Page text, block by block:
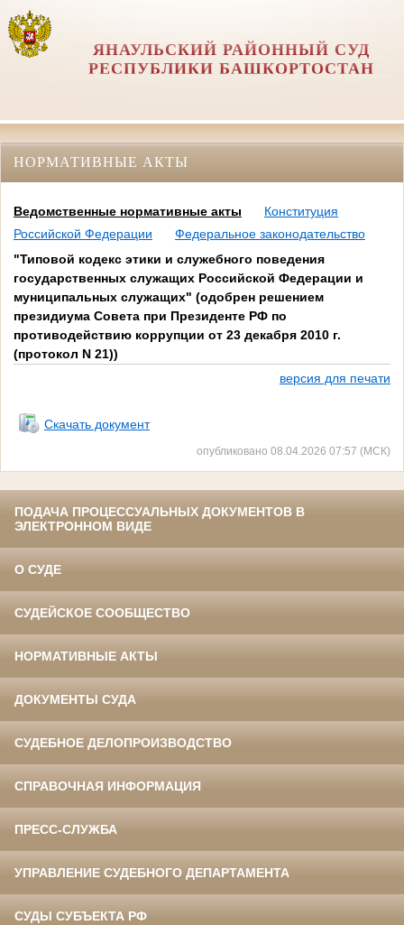
ЯНАУЛЬСКИЙ РАЙОННЫЙ СУД
РЕСПУБЛИКИ БАШКОРТОСТАН
НОРМАТИВНЫЕ АКТЫ
Ведомственные нормативные акты
Конституция
Российской Федерации
Федеральное законодательство
"Типовой кодекс этики и служебного поведения
государственных служащих Российской Федерации и
муниципальных служащих" (одобрен решением
президиума Совета при Президенте РФ по
противодействию коррупции от 23 декабря 2010 г.
(протокол N 21))
версия для печати
Скачать документ
опубликовано 08.04.2026 07:57 (МСК)
ПОДАЧА ПРОЦЕССУАЛЬНЫХ ДОКУМЕНТОВ В
ЭЛЕКТРОННОМ ВИДЕ
О СУДЕ
СУДЕЙСКОЕ СООБЩЕСТВО
НОРМАТИВНЫЕ АКТЫ
ДОКУМЕНТЫ СУДА
СУДЕБНОЕ ДЕЛОПРОИЗВОДСТВО
СПРАВОЧНАЯ ИНФОРМАЦИЯ
ПРЕСС-СЛУЖБА
УПРАВЛЕНИЕ СУДЕБНОГО ДЕПАРТАМЕНТА
СУДЫ СУБЪЕКТА РФ